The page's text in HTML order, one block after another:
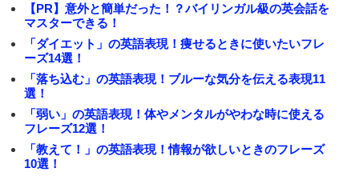
【PR】意外と簡単だった！？バイリンガル級の英会話を
マスターできる！
「ダイエット」の英語表現！痩せるときに使いたいフレ
ーズ14選！
「落ち込む」の英語表現！ブルーな気分を伝える表現11
選！
「弱い」の英語表現！体やメンタルがやわな時に使える
フレーズ12選！
「教えて！」の英語表現！情報が欲しいときのフレーズ
10選！